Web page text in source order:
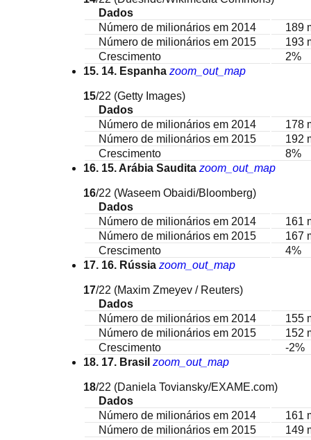
Dados
Número de milionários em 2014
189
Número de milionários em 2015
193
Crescimento
2%
15. 14. Espanha zoom_out_map
15/22 (Getty Images)
Dados
Número de milionários em 2014
178
Número de milionários em 2015
192
Crescimento
8%
16. 15. Arábia Saudita zoom_out_map
16/22 (Waseem Obaidi/Bloomberg)
Dados
Número de milionários em 2014
161
Número de milionários em 2015
167
Crescimento
4%
17. 16. Rússia zoom_out_map
17/22 (Maxim Zmeyev / Reuters)
Dados
Número de milionários em 2014
155
Número de milionários em 2015
152
Crescimento
-2%
18. 17. Brasil zoom_out_map
18/22 (Daniela Toviansky/EXAME.com)
Dados
Número de milionários em 2014
161
Número de milionários em 2015
149